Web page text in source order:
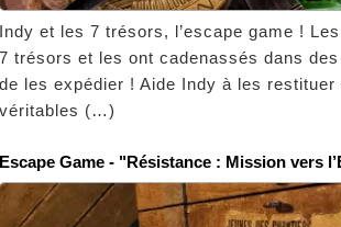
et les 7 trésors, l’escape game !
trésors et les ont cadenassés dans
les expédier ! Aide Indy à les restituer
(…)
Game - "Résistance : Mission vers